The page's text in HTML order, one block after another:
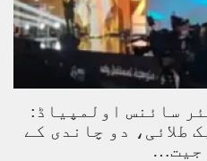
سائنس اولمپیاڈ:
طلائی، دو چاندی کے
جیت…